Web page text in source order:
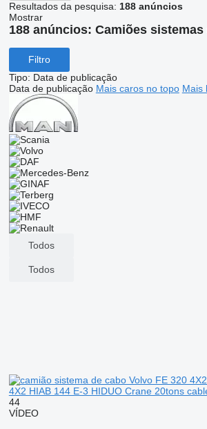
Resultados da pesquisa: 188 anúncios
Mostrar
188 anúncios: Camiões sistemas
Filtro
Tipo: Data de publicação
Data de publicação Mais caros no topo Mais
Todos
Todos
4X2 HIAB 144 E-3 HIDUO Crane 20tons
44
VÍDEO